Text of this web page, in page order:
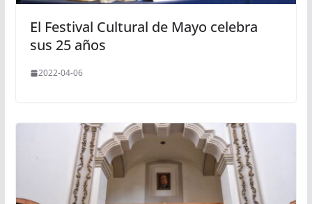
El Festival Cultural de Mayo celebra
sus 25 años
2022-04-06